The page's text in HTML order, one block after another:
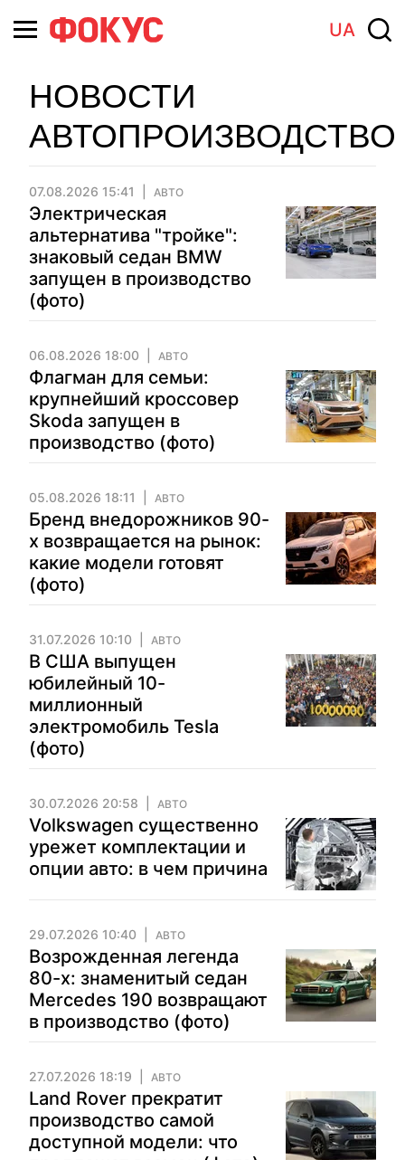
UA
НОВОСТИ
АВТОПРОИЗВОДСТВО
07.08.2026 15:41 АВТО
Электрическая
альтернатива "тройке":
знаковый седан BMW
запущен в производство
(фото)
06.08.2026 18:00 АВТО
Флагман для семьи:
крупнейший кроссовер
Skoda запущен в
производство (фото)
05.08.2026 18:11 АВТО
Бренд внедорожников 90-
х возвращается на рынок:
какие модели готовят
(фото)
31.07.2026 10:10 АВТО
В США выпущен
юбилейный 10-
миллионный
электромобиль Tesla
(фото)
30.07.2026 20:58 АВТО
Volkswagen существенно
урежет комплектации и
опции авто: в чем причина
29.07.2026 10:40 АВТО
Возрожденная легенда
80-х: знаменитый седан
Mercedes 190 возвращают
в производство (фото)
27.07.2026 18:19 АВТО
Land Rover прекратит
производство самой
доступной модели: что